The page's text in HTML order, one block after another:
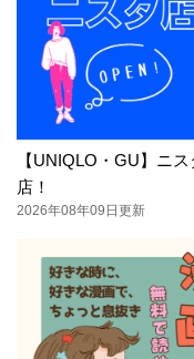
【UNIQLO・GU】ニス
店！
2026年08年09日更新